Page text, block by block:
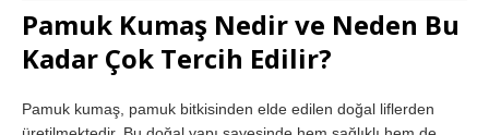
Pamuk Kumaş Nedir ve Neden Bu
Kadar Çok Tercih Edilir?
Pamuk kumaş, pamuk bitkisinden elde edilen doğal liflerden